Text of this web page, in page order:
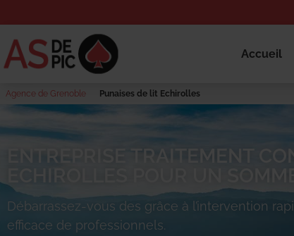
Accueil
Agence de Grenoble Punaises de lit Echirolles
ENTREPRISE TRAITEMENT
ECHIROLLES POUR UN
Débarrassez-vous des grâce à l’intervention
efficace de professionnels.